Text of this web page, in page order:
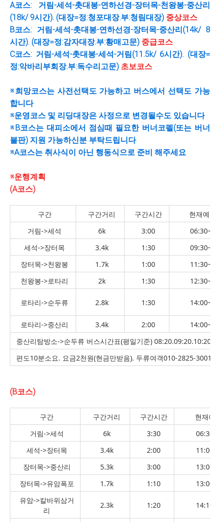
A코스: 거림-세석-촛대봉-연하선경-장터목-천왕봉-중산리
(18k/ 9시간). (대장=정:청포대장.부:청림대장) 중상코스
B코스: 거림-세석-촛대봉-연하선경-장터목-중산리(14k/ 8
시간). (대장=정:감자대장.부:황매고문) 중급코스
C코스: 거림-세석-촛대봉-세석-거림(11.5k/ 6시간). (대장=
정:악바리부회장.부:독수리고문) 초보코스
※희망코스는 사전선택도 가능하고 버스에서 선택도 가능
합니다
※운영코스 및 리딩대장은 사정으로 변경될수도 있습니다
※B코스는 대피소에서 점심때 필요한 버너코펠(또는 버너
불판) 지원 가능하신분 부탁드립니다
※A코스는 취사식이 아닌 행동식으로 준비 해주세요
※운행계획
(A코스)
구간 구간거리 구간시간
현재예상
거림->세석
6k 3:00
세석->장터목
3.4k 1:30
장터목->천왕봉
1.7k 1:00
천왕봉->로타리
2k 1:30
로타리->순두류 2.8k 1:30
로타리->중산리 3.4k 2:00
중산리탐방소->순두류 버스시간표(평일기준)
편도10분소요. 요금2천원(현금만받음). 두류여객010-2825-3001.
(B코스)
구간 구간거리 구간시간
현재예
거림->세석
6k 3:30
세석->장터목
3.4k 2:00
장터목->중산리
5.3k 3:00
장터목->유암폭포
1.7k 1:10
유암->칼바위삼거
리
2.3k 1:20